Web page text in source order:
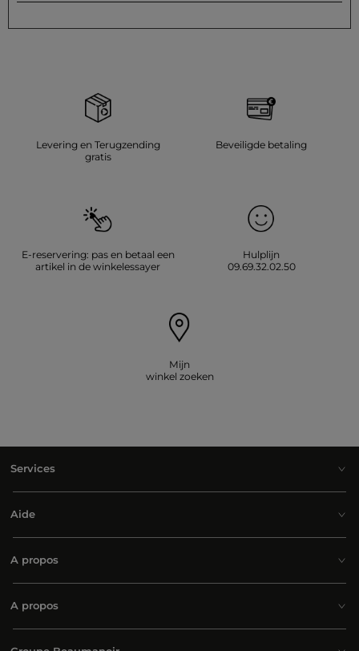
Levering en Terugzending
gratis
Beveiligde betaling
E-reservering: pas en betaal een
artikel in de winkelessayer
Hulplijn
09.69.32.02.50
Mijn
winkel zoeken
Services
Aide
A propos
A propos